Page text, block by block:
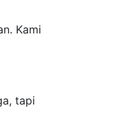
Kami
tapi